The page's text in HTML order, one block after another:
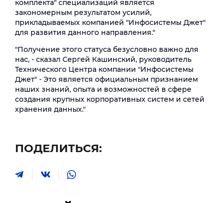
комплекта" специализаций является
закономерным результатом усилий,
прикладываемых компанией "Инфосистемы Джет"
для развития данного направления."
"Получение этого статуса безусловно важно для
нас, - сказал Сергей Кашинский, руководитель
Технического Центра компании "Инфосистемы
Джет" - Это является официальным признанием
наших знаний, опыта и возможностей в сфере
создания крупных корпоративных систем и сетей
хранения данных."
ПОДЕЛИТЬСЯ: